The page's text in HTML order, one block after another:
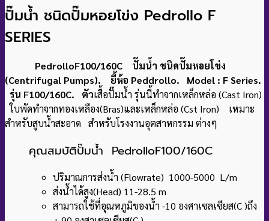
ปั๊มน้ำ ชนิดปั๊มหอยโข่ง Pedrollo F
SERIES
PedrolloF100/160C ปั๊มน้ำ ชนิดปั๊มหอยโข่ง
(Centrifugal Pumps). ยี้ห้อ Peddrollo. Model : F Series.
รุ่น F100/160C. ตัวเสื้อปั๊มน้ำ รุ่นนี้ทำจากเหล็กหล่อ (Cast Iron)
ใบพัดทำจากทองเหลือง(Bras)และเหล็กหล่อ (Cst Iron) เหมาะ
สำหรับสูบน้ำสะอาด สำหรับโรงงานอุตสาหกรรม ต่างๆ
คุณสมบัติปั๊มน้ำ PedrolloF100/160C
ปริมาณการส่งน้ำ (Flowrate) 1000-5000 L/m
ส่งน้ำได้สูง(Head) 11-28.5 m
สามารถใช้ที่อุณหภูมิของน้ำ -10 องศาเซลเซียส(C )ถึง